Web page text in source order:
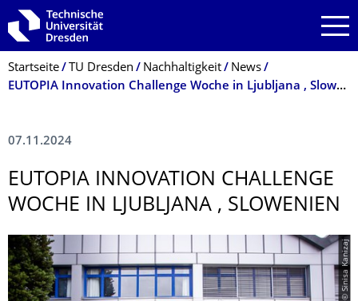
Zur Hauptnavigation springen
Zur Suche springen
Zum Inhalt springen
Breadcrumb-Menü
Startseite TU Dresden Nachhaltigkeit
News
EUTOPIA Innovation Challenge Woche in Ljubljana , Slowenien
07.11.2024
EUTOPIA INNOVATION CHALLENGE
WOCHE IN LJUBLJANA , SLOWENIEN
© Sinisa Kanizaj